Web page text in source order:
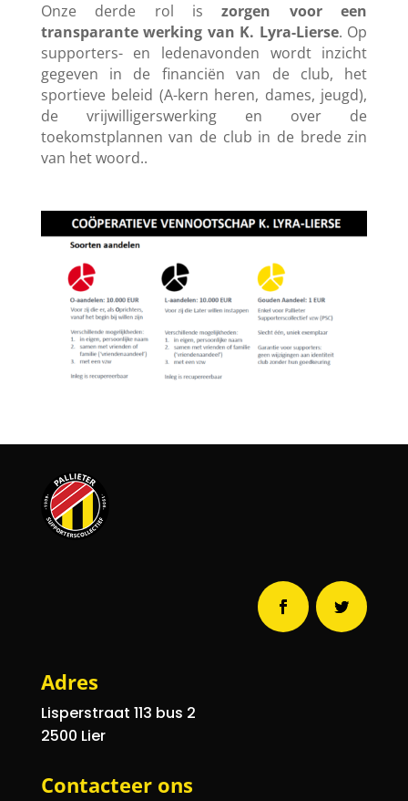
Onze derde rol iszorgen voor een
transparante werking van K. Lyra-Lierse. Op
supporters- en ledenavonden wordt inzicht
gegeven in de financiën van de club, het
sportieve beleid (A-kern heren, dames, jeugd),
de vrijwilligerswerking en over de
toekomstplannen van de club in de brede zin
van het woord..
Adres
Lisperstraat 113 bus 2
2500 Lier
Contacteer ons